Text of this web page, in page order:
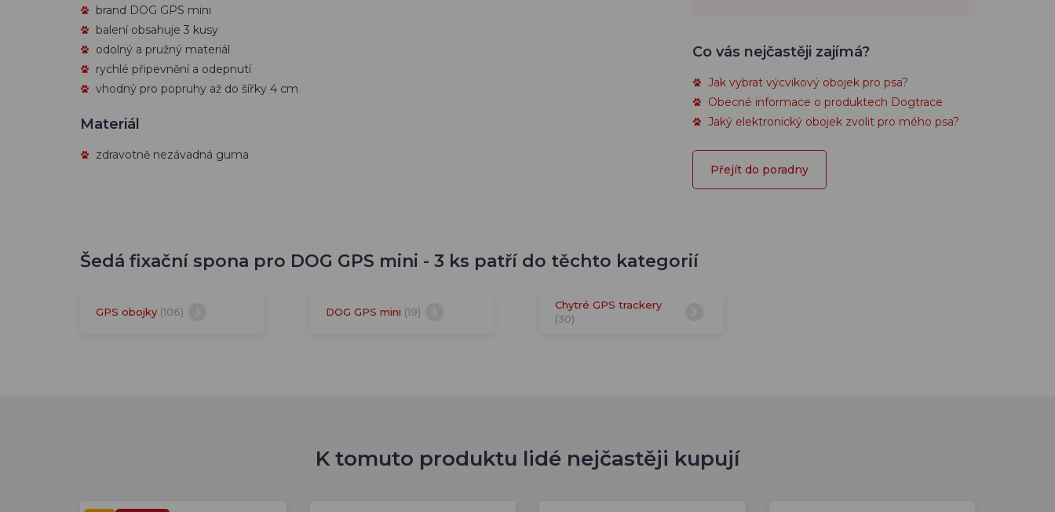
brand DOG GPS mini
balení obsahuje 3 kusy
odolný a pružný materiál
rychlé připevnění a odepnutí
vhodný pro popruhy až do šířky 4 cm
Materiál
zdravotně nezávadná guma
Co vás nejčastěji zajímá?
Jak vybrat výcvikový obojek pro psa?
Obecné informace o produktech Dogtrace
Jaký elektronický obojek zvolit pro mého psa?
Přejít do poradny
Šedá fixační spona pro DOG GPS mini - 3 ks patří do těchto kategorií
GPS obojky (106) DOG GPS mini (19)
Chytré GPS trackery
(30)
K tomuto produktu lidé nejčastěji kupují